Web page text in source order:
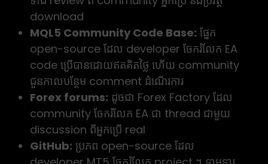
download
MQL5 Community Code Base: ផ្នែក
open-source ដែល developer ចែករំលែក EA
code ប្រើបានដោយឥតគិតថ្លៃ ហើយ community
ជួនកាលបន្ថែម comment ដំណើរការ
Forex forums: ដូចជា Forex Factory ដែល
community ចែករំលែក EA ជា thread ជាមួយ
discussion ពីអ្នកប្រើ real
GitHub: ប្រភព open-source ដែល